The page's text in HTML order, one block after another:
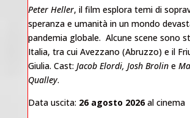
Peter Heller, il film esplora temi di
speranza e umanità in un mondo
pandemia globale. Alcune scene sono
Italia, tra cui Avezzano (Abruzzo) e il
Giulia. Cast: Jacob Elordi, Josh Broline
Qualley.
Data uscita: 26 agosto 2026al cinema